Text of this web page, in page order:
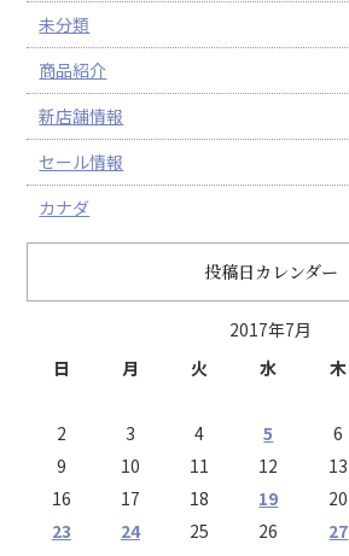
未分類
商品紹介
新店舗情報
セール情報
カナダ
投稿日カレンダー
2017年7月
日
月 火 水 木
2
3 4 5 6
9
10 11 12 13
16
17 18 19 20
23
24 25 26 27